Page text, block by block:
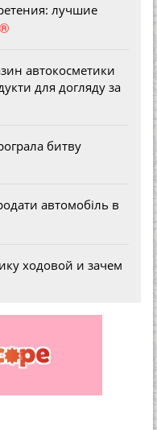
лучшие
®
автокосметики
для догляду за
битву
автомобіль в
ходовой и зачем